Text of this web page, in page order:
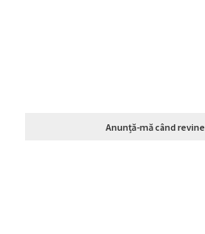
Anunță-mă când revine